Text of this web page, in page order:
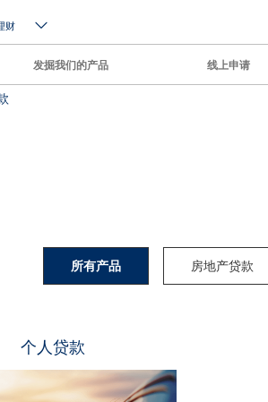
财
发掘我们的产品 线上申请
所有产品 房地产贷款
个人贷款